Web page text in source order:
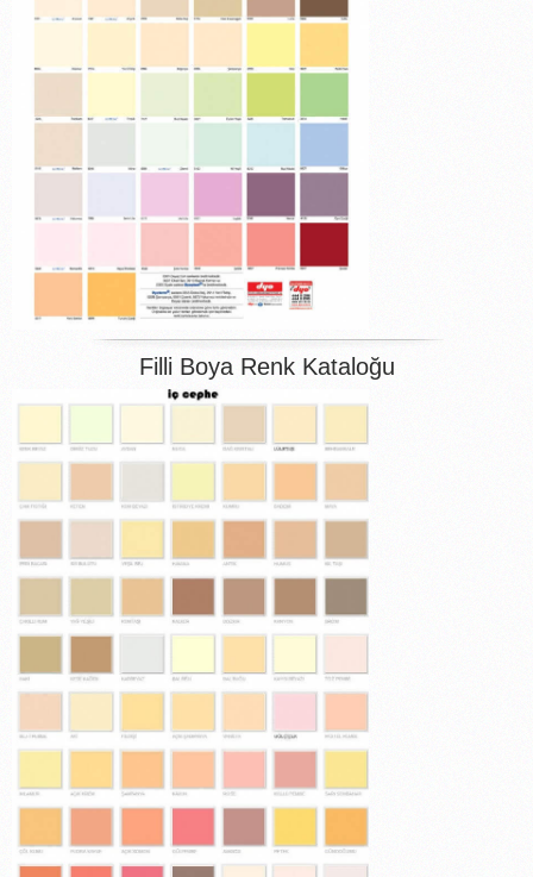
Filli Boya Renk Kataloğu